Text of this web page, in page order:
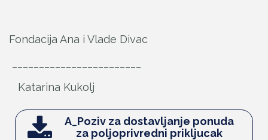
Fondacija Ana i Vlade Divac
Katarina Kukolj
A_Poziv za dostavljanje ponuda
za poljoprivredni prikljucak